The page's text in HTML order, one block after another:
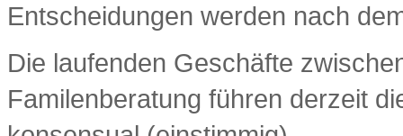
Entscheidungen werden nach
Die laufenden Geschäfte
Familenberatung führen derzeit